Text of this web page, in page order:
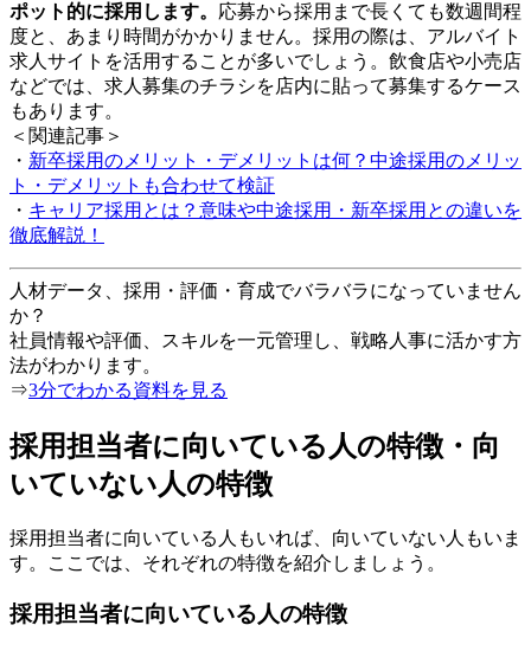
ポット的に採用します。 応募から採用まで長くても数週間程
度と、あまり時間がかかりません。採用の際は、アルバイト
求人サイトを活用することが多いでしょう。飲食店や小売店
などでは、求人募集のチラシを店内に貼って募集するケース
もあります。
＜関連記事＞
・ 新卒採用のメリット・デメリットは何？中途採用のメリッ
ト・デメリットも合わせて検証
・ キャリア採用とは？意味や中途採用・新卒採用との違いを
徹底解説！
人材データ、採用・評価・育成でバラバラになっていません
か？
社員情報や評価、スキルを一元管理し、戦略人事に活かす方
法がわかります。
⇒3分でわかる資料を見る
採用担当者に向いている人の特徴・向
いていない人の特徴
採用担当者に向いている人もいれば、向いていない人もいま
す。ここでは、それぞれの特徴を紹介しましょう。
採用担当者に向いている人の特徴